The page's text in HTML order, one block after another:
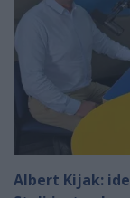
Albert Kijak: